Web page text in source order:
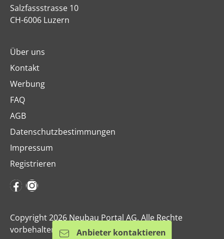
Anbieter kontaktieren
Salzfassstrasse 10
CH-6006 Luzern
Über uns
Kontakt
Werbung
FAQ
AGB
Datenschutzbestimmungen
Impressum
Registrieren
Copyright 2026 Neubau Portal AG. Alle Rechte
vorbehalten.